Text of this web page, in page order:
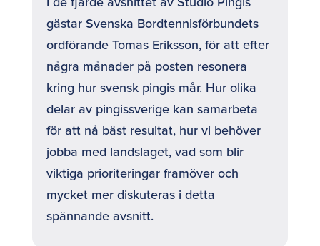
gästar Svenska Bordtennisförbundets
ordförande Tomas Eriksson, för att efter
några månader på posten resonera
kring hur svensk pingis mår. Hur olika
delar av pingissverige kan samarbeta
för att nå bäst resultat, hur vi behöver
jobba med landslaget, vad som blir
viktiga prioriteringar framöver och
mycket mer diskuteras i detta
spännande avsnitt.